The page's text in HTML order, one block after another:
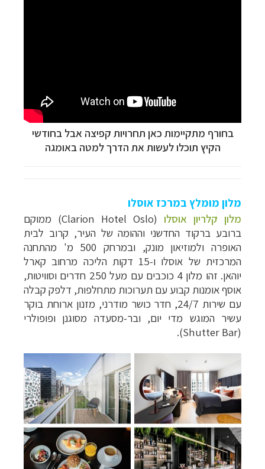
בחורף מתקיימות כאן תחרויות קפיצה אבל בחודשי
הקיץ תוכלו לעשות את הדרך למטה באומגה
מלון מומלץ במרכז אוסלו
מלון קלריון אוסלו (
Clarion Hotel Oslo) ממוקם
ברובע ברקוד החדשני וההומה של העיר, קרוב לבית
האופרה ולמוזיאון מונק, ובמרחק 500 מ' מהתחנה
המרכזית של אוסלו ו-15 דקות הליכה מרחוב קארל
יוהאן.
זהו מלון 4 כוכבים עם מעל 250 חדרים וסוויטות,
אוסף אומנות קבוע עם תערוכות מתחלפות, דלפק קבלה
עם שירות 24/7, חדר כושר מודרני,
מזנון ארוחת בוקר
עשיר המוגש מדי יום, ובר-מסעדה מסוגנן ופופולרי
(
Shutter Bar
).